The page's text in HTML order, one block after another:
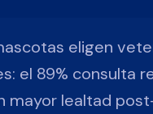
eligen
el 89% consulta
mayor lealtad